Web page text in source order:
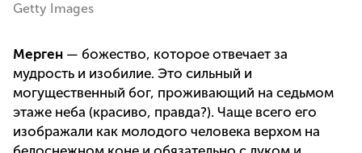
Getty Images
Мерген — божество, которое отвечает за
мудрость и изобилие. Это сильный и
могущественный бог, проживающий на седьмом
этаже неба (красиво, правда?). Чаще всего его
изображали как молодого человека верхом на